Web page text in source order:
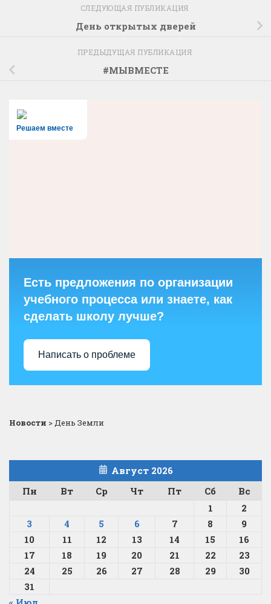
СЛЕДУЮЩАЯ ПУБЛИКАЦИЯ
День открытых дверей
ПРЕДЫДУЩАЯ ПУБЛИКАЦИЯ
#МЫВМЕСТЕ
Решаем вместе
Есть предложения по организации
учебного процесса или знаете, как
сделать школу лучше?
Написать о проблеме
Новости >День Земли
Август 2026
Пн
Вт Ср Чт Пт Сб
Вс
1
2
3
4 5 6 7 8
9
10
11 12 13 14 15
16
17
18 19 20 21 22
23
24
25 26 27 28 29
30
31